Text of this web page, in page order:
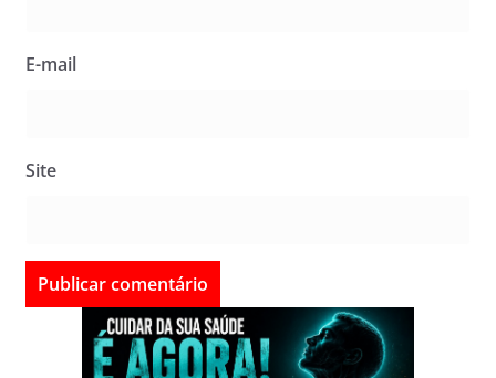
E-mail
Site